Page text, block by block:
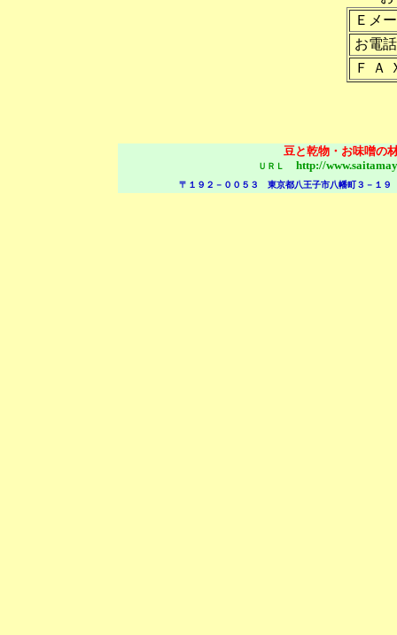
Ｅメ
お電話
Ｆ Ａ
豆と乾物・お味噌の
ＵＲＬ http://
〒１９２－００５３ 東京都八王子市八幡町３－１